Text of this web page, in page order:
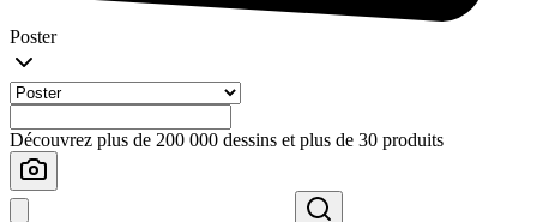
Poster
Découvrez plus de 200 000 dessins et plus de 30 produits